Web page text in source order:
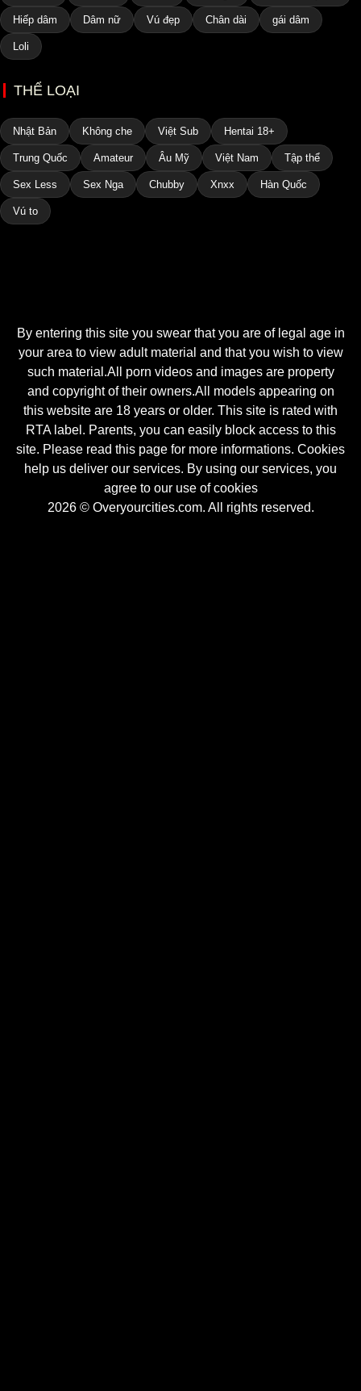
Hiếp dâm Dâm nữ Vú đẹp Chân dài gái dâm
Loli
THỂ LOẠI
Nhật Bản Không che Việt Sub Hentai 18+
Trung Quốc Amateur Âu Mỹ Việt Nam Tập thể
Sex Less Sex Nga Chubby Xnxx Hàn Quốc
Vú to
By entering this site you swear that you are of legal age in
your area to view adult material and that you wish to view
such material.All porn videos and images are property
and copyright of their owners.All models appearing on
this website are 18 years or older. This site is rated with
RTA label. Parents, you can easily block access to this
site. Please read this page for more informations. Cookies
help us deliver our services. By using our services, you
agree to our use of cookies
2026 © Overyourcities.com. All rights reserved.